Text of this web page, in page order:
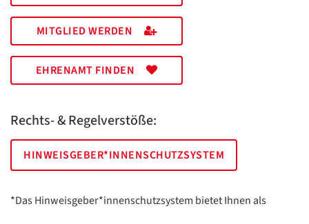
MITGLIED WERDEN
EHRENAMT FINDEN
Rechts- & Regelverstöße:
HINWEISGEBER*INNENSCHUTZSYSTEM
*Das Hinweisgeber*innenschutzsystem bietet Ihnen als